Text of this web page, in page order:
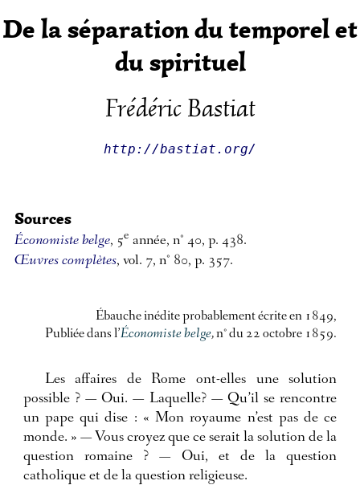
De la séparation du temporel et
du spirituel
Frédéric Bastiat
http://bastiat.org/
Sources
Économiste belge, 5e année, n° 40, p. 438.
Œuvres complètes, vol. 7, n° 80, p. 357.
Ébauche inédite probablement écrite en 1849,
Publiée dans l’Économiste belge,n° du 22 octobre 1859.
Les affaires de Rome ont-elles une solution
possible ? — Oui. — Laquelle? — Qu’il se rencontre
un pape qui dise : « Mon royaume n’est pas de ce
monde. » — Vous croyez que ce serait la solution de la
question romaine ? — Oui, et de la question
catholique et de la question religieuse.